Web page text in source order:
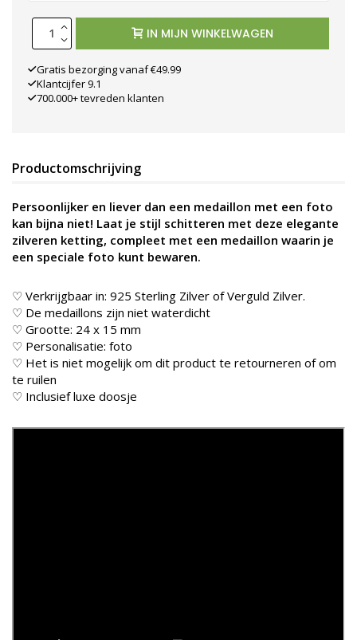
IN MIJN WINKELWAGEN
Gratis bezorging vanaf €49.99
Klantcijfer 9.1
700.000+ tevreden klanten
Productomschrijving
Persoonlijker en liever dan een medaillon met een foto
kan bijna niet! Laat je stijl schitteren met deze elegante
zilveren ketting, compleet met een medaillon waarin je
een speciale foto kunt bewaren.
♡ Verkrijgbaar in: 925 Sterling Zilver of Verguld Zilver.
♡ De medaillons zijn niet waterdicht
♡ Grootte: 24 x 15 mm
♡ Personalisatie: foto
♡ Het is niet mogelijk om dit product te retourneren of om
te ruilen
♡ Inclusief luxe doosje